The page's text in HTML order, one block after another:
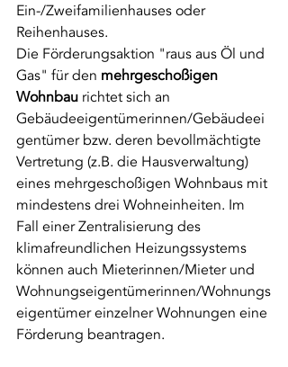
Ein-/Zweifamilienhauses oder
Reihenhauses.
Die Förderungsaktion "raus aus Öl und
Gas" für den mehrgeschoßigen
Wohnbau richtet sich an
Gebäudeeigentümerinnen/Gebäudeei
gentümer bzw. deren bevollmächtigte
Vertretung (z.B. die Hausverwaltung)
eines mehrgeschoßigen Wohnbaus mit
mindestens drei Wohneinheiten. Im
Fall einer Zentralisierung des
klimafreundlichen Heizungssystems
können auch Mieterinnen/Mieter und
Wohnungseigentümerinnen/Wohnungs
eigentümer einzelner Wohnungen eine
Förderung beantragen.